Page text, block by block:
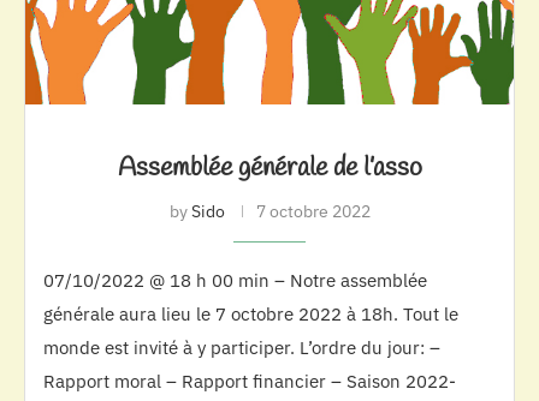
Assemblée générale de l’asso
bySido 7 octobre 2022
07/10/2022 @ 18 h 00 min – Notre assemblée
générale aura lieu le 7 octobre 2022 à 18h. Tout le
monde est invité à y participer. L’ordre du jour: –
Rapport moral – Rapport financier – Saison 2022-